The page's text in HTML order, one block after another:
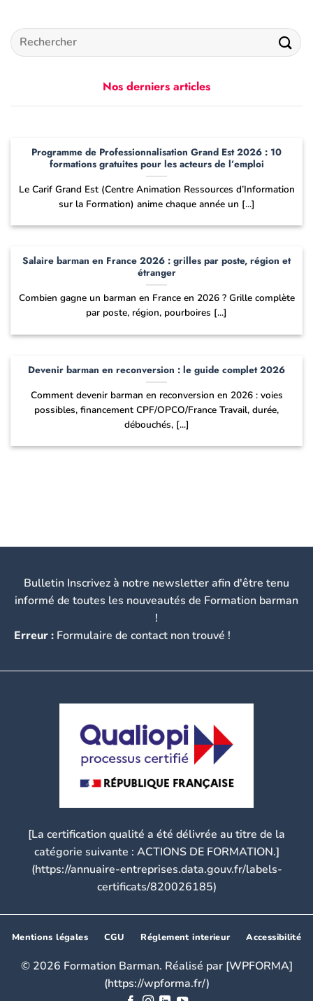
Nos derniers articles
Programme de Professionnalisation Grand Est 2026 : 10
formations gratuites pour les acteurs de l’emploi
Le Carif Grand Est (Centre Animation Ressources d’Information
sur la Formation) anime chaque année un [...]
Salaire barman en France 2026 : grilles par poste, région et
étranger
Combien gagne un barman en France en 2026 ? Grille complète
par poste, région, pourboires [...]
Devenir barman en reconversion : le guide complet 2026
Comment devenir barman en reconversion en 2026 : voies
possibles, financement CPF/OPCO/France Travail, durée,
débouchés, [...]
Bulletin Inscrivez à notre newsletter afin d'être tenu
informé de toutes les nouveautés de Formation barman
!
Erreur : Formulaire de contact non trouvé !
[La certification qualité a été délivrée au titre de la
catégorie suivante : ACTIONS DE FORMATION.]
(https://annuaire-entreprises.data.gouv.fr/labels-
certificats/820026185)
Mentions légales CGU Réglement interieur Accessibilité
© 2026 Formation Barman. Réalisé par [WPFORMA]
(https://wpforma.fr/)